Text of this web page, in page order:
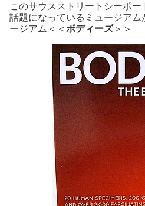
このサウスストリートシーポ
話題になっているミュージアム
ージアム＜＜ ボディーズ＞＞